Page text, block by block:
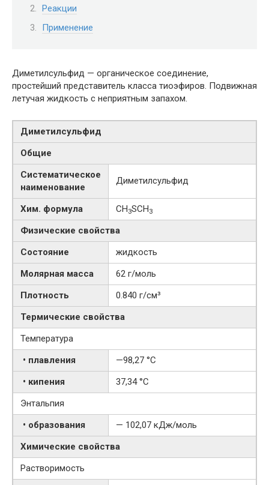
Реакции
Применение
Диметилсульфид — органическое соединение,
простейший представитель класса тиоэфиров. Подвижная
летучая жидкость с неприятным запахом.
Диметилсульфид
Общие
Систематическое
наименование
Диметилсульфид
Хим. формула CH3SCH3
Физические свойства
Состояние
жидкость
Молярная масса
62 г/моль
Плотность
0.840 г/см³
Термические свойства
Температура
• плавления
—98,27 °C
• кипения
37,34 °C
Энтальпия
• образования
— 102,07 кДж/моль
Химические свойства
Растворимость